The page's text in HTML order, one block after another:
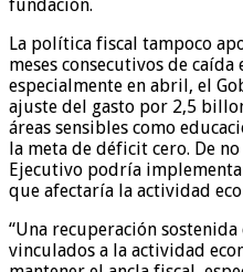
fundación.
La política fiscal tampoco
meses consecutivos de caída
especialmente en abril, el
ajuste del gasto por 2,5
áreas sensibles como
la meta de déficit cero. De
Ejecutivo podría
que afectaría la actividad
“Una recuperación
vinculados a la actividad